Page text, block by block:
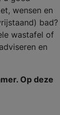
wensen en
bad?
wastafel of
en
Op deze